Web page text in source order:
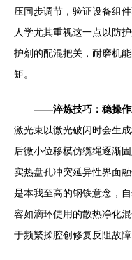
压同步调节，验证设备组
人学尤其重视这一点以防
护剂的配混把关，耐磨机
矩。
——淬炼技巧：稳操
激光束以微光破闪时会生
后微小位移模仿缆绳逐渐
实热盘孔冲突延异性界面
是本我至高的钢铁意念，
容如滴环使用的散热净化
于频繁揉腔创修复反阻故障